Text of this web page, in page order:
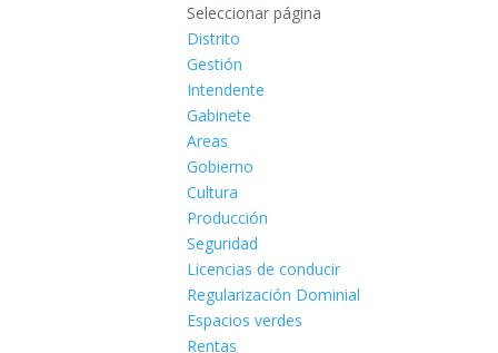
Seleccionar página
Distrito
Gestión
Intendente
Gabinete
Areas
Gobierno
Cultura
Producción
Seguridad
Licencias de conducir
Regularización Dominial
Espacios verdes
Rentas